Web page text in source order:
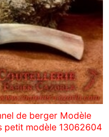
de berger Modèle
petit modèle 13062604